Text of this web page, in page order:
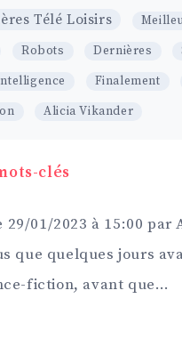
Télé Loisirs
Robots Dernières
Finalement
Alicia Vikander
clés
29/01/2023 à 15:00
que quelques jours
fiction, avant que…